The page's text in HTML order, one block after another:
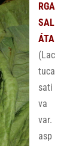
RGA
SAL
ÁTA
(Lac
tuca
sati
va
var.
asp